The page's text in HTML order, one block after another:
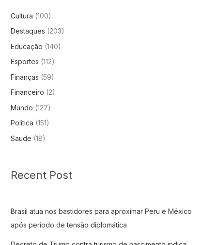
Cultura (100)
Destaques (203)
Educação (140)
Esportes (112)
Finanças (59)
Financeiro (2)
Mundo (127)
Politica (151)
Saude (18)
Recent Post
Brasil atua nos bastidores para aproximar Peru e México
após período de tensão diplomática